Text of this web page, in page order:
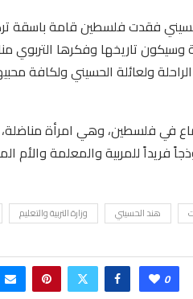
الحسيني فقدت فلسطين قامة
تاريخها وفكرها التربوي
ولعائلة الحسيني ولكافة
في فلسطين، وهي امرأة
فريداً للمربية والمعلمة والأم
هند الحسيني وزارة التربية والتعليم
0